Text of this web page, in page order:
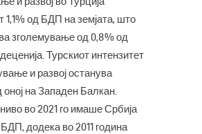
1,1% од БДП на земјата, што
зголемување од 0,8% од
Турскиот интензитет
и развој останува
оној на Западен Балкан.
во 2021 го имаше Србија
додека во 2011 година